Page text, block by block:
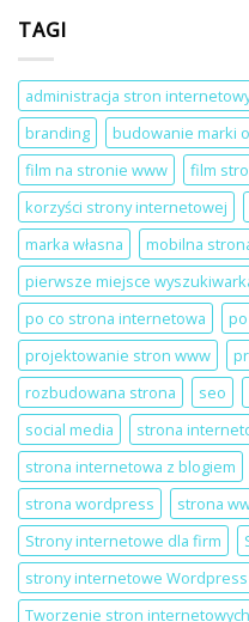
strona
internetowa
dla
salonu
beauty
na
LinkedIn
Local
Szczecin
TAGI
administracja stron
branding
budowanie marki
film na stronie www
film
korzyści strony internetowej
marka własna
mobilna
pierwsze miejsce
po co strona internetowa
projektowanie stron www
rozbudowana strona
seo
social media
strona
strona internetowa z blogiem
strona wordpress
strona
Strony internetowe dla firm
strony internetowe Wordpress
Tworzenie stron internetowych